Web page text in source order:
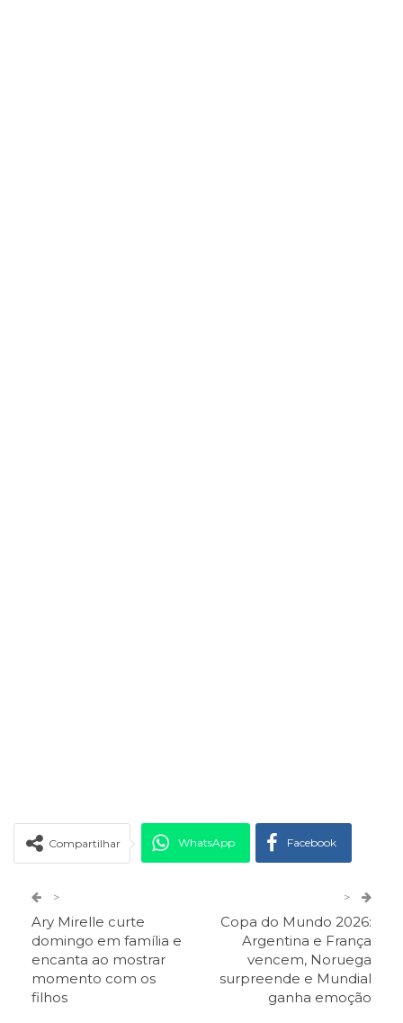
Compartilhar WhatsApp Facebook
ReddIt Pinterest Telegram
Facebook Messenger Viber O email
>
Ary Mirelle curte
domingo em família e
encanta ao mostrar
momento com os
filhos
>
Copa do Mundo 2026:
Argentina e França
vencem, Noruega
surpreende e Mundial
ganha emoção